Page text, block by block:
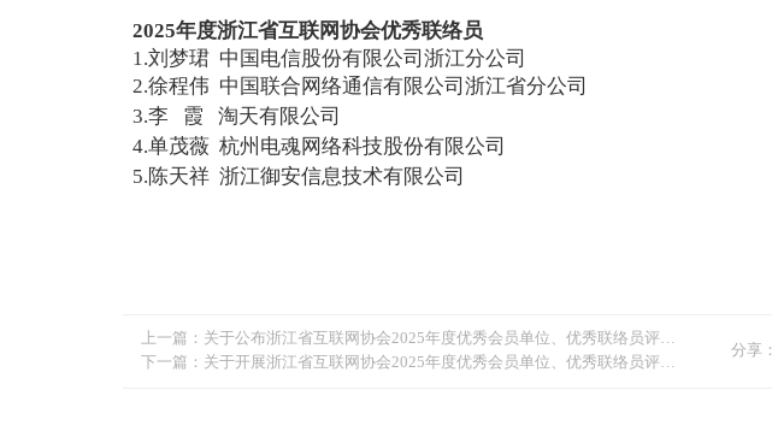
2025年度浙江省互联网协会优秀联络员
1.刘梦珺 中国电信股份有限公司浙江分公司
2.徐程伟 中国联合网络通信有限公司浙江省分公司
3.李 霞 淘天有限公司
4.单茂薇 杭州电魂网络科技股份有限公司
5.陈天祥 浙江御安信息技术有限公司
上一篇： 关于公布浙江省互联网协会2025年度优秀会员单位、优秀联络员评选结果的通知
下一篇： 关于开展浙江省互联网协会2025年度优秀会员单位、优秀联络员评选的通知
分享：